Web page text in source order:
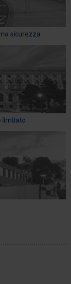
sicurezza
limitato